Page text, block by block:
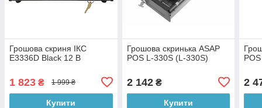
Грошова скриня ІКС
E3336D Black 12 В
1 823 ₴ 1 999 ₴
Купити
Грошова скринька ASAP
POS L-330S (L-330S)
2 142₴
Купити
2